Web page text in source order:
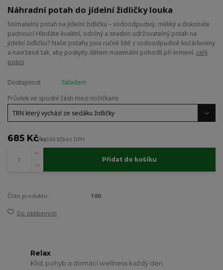
Náhradní potah do jídelní židličky louka
Snímatelný potah na jídelní židličku – vodoodpudivý, měkký a dokonale
padnoucí Hledáte kvalitní, odolný a snadno udržovatelný potah na
jídelní židličku? Naše potahy jsou ručně šité z vodoodpudivé kočárkoviny
a navržené tak, aby poskytly dětem maximální pohodlí při krmení. celý
popis
Dostupnost
Skladem
Průvlek ve spodní části mezi nožičkami
685 Kč/ks566 Kčbez DPH
Přidat do košíku
Číslo produktu: 100
Do oblíbených
Relax
Klid, pohyb a domácí wellness každý den.